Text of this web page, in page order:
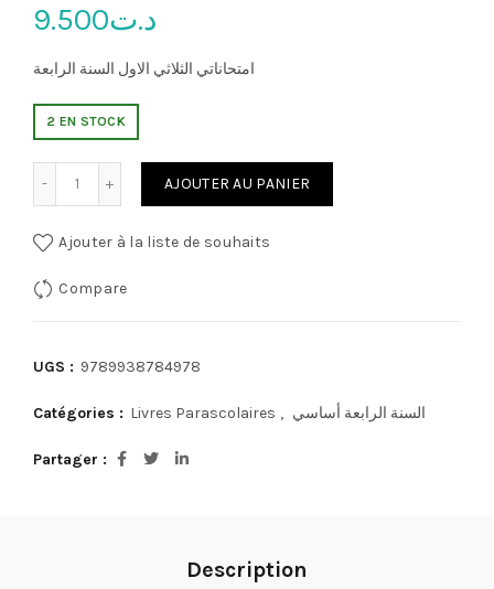
د.ت9.500
امتحاناتي الثلاثي الاول السنة الرابعة
2 EN STOCK
AJOUTER AU PANIER
Ajouter à la liste de souhaits
Compare
UGS : 9789938784978
Catégories : Livres Parascolaires , السنة الرابعة أساسي
Partager
Description